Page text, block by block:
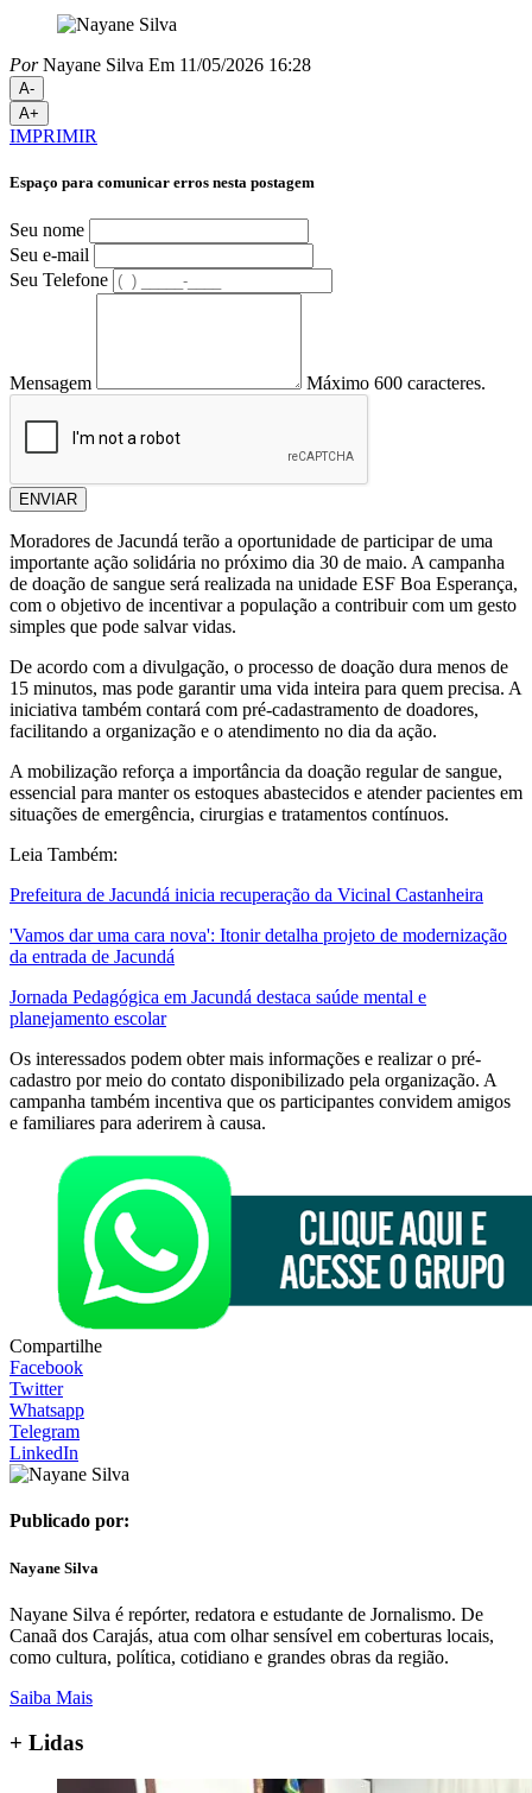
PorNayane Silva Em 11/05/2026 16:28
A-
A+
IMPRIMIR
Espaço para comunicar erros nesta postagem
Seu nome
Seu e-mail
Seu Telefone
Mensagem Máximo 600 caracteres.
ENVIAR
Moradores de Jacundá terão a oportunidade de participar de uma
importante ação solidária no próximo dia 30 de maio. A campanha
de doação de sangue será realizada na unidade ESF Boa Esperança,
com o objetivo de incentivar a população a contribuir com um gesto
simples que pode salvar vidas.
De acordo com a divulgação, o processo de doação dura menos de
15 minutos, mas pode garantir uma vida inteira para quem precisa. A
iniciativa também contará com pré-cadastramento de doadores,
facilitando a organização e o atendimento no dia da ação.
A mobilização reforça a importância da doação regular de sangue,
essencial para manter os estoques abastecidos e atender pacientes em
situações de emergência, cirurgias e tratamentos contínuos.
Leia Também:
Prefeitura de Jacundá inicia recuperação da Vicinal Castanheira
'Vamos dar uma cara nova': Itonir detalha projeto de modernização
da entrada de Jacundá
Jornada Pedagógica em Jacundá destaca saúde mental e
planejamento escolar
Os interessados podem obter mais informações e realizar o pré-
cadastro por meio do contato disponibilizado pela organização. A
campanha também incentiva que os participantes convidem amigos
e familiares para aderirem à causa.
Compartilhe
Facebook
Twitter
Whatsapp
Telegram
LinkedIn
Publicado por:
Nayane Silva
Nayane Silva é repórter, redatora e estudante de Jornalismo. De
Canaã dos Carajás, atua com olhar sensível em coberturas locais,
como cultura, política, cotidiano e grandes obras da região.
Saiba Mais
+ Lidas